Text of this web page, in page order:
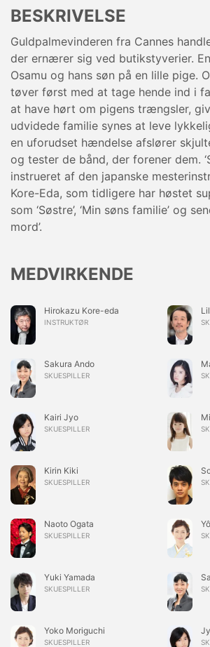
BESKRIVELSE
Guldpalmevinderen fra Cannes
der ernærer sig ved butikstyverier.
Osamu og hans søn på en lille pige.
tøver først med at tage hende ind i
at have hørt om pigens trængsler,
udvidede familie synes at leve
en uforudset hændelse afslører
og tester de bånd, der forener dem.
instrueret af den japanske
Kore-Eda, som tidligere har høstet
som ‘Søstre’, ‘Min søns familie’ og
mord’.
MEDVIRKENDE
Hirokazu Kore-eda
INSTRUKTØR
Sakura Ando
SKUESPILLER
Kairi Jyo
SKUESPILLER
Kirin Kiki
SKUESPILLER
Naoto Ogata
SKUESPILLER
Yuki Yamada
SKUESPILLER
Yoko Moriguchi
SKUESPILLER